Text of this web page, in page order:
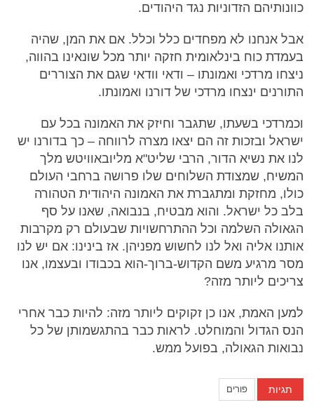
כוונותיהם הזדוניות נגד היהודים.
אבל אנחנו לא מפחדים כלל וכלל. אם את המן, שהיה
בעמדת כוח בינלאומית חזקה יותר מכל שונאינו בהווה,
ניצחו מרדכי ואמונתו – ודאי וודאי שגם את הצוררים
התורנים ינצחו מרדכי של דורנו ואמונתו.
וכמרדכי בשעתו, שתגבר וחיזק את האמונה בכל עם
ישראל ובזכות זה הם יצאו מצרה לרווחה – כך בדורנו יש
לנו את נשיא הדור, הרבי שליט"א מליובאוויטש מלך
המשיח, שמצודת השלוחים שלו פרושה ברחבי העולם
כולו, מחזקת ומתגברת את האמונה היהודית הטהורה
בלב כל ישראל. והוא מבטיח, בנבואה, שאנו על סף
הגאולה השלמה וכל ההתרחשויות שבעולם רק מקרבות
אותנו אליה ואל לנו לחשוש מפניהן. אז בינינו: אם יש לנו
מסר מרגיע משם הקדוש-ברוך-הוא בכבודו ובעצמו, אנו
צריכים ליותר מזה?
למען האמת, אנו כן זקוקים ליותר מזה: להיות כבר אחרי
הנס הגדול והמוחלט. לראות כבר בהתגשמותן של כל
נבואות הגאולה, בפועל ממש.
תגיות פורים